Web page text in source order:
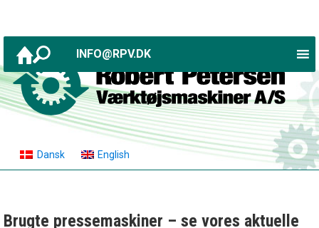
Dansk English
INFO@RPV.DK
Brugte pressemaskiner – se vores aktuelle